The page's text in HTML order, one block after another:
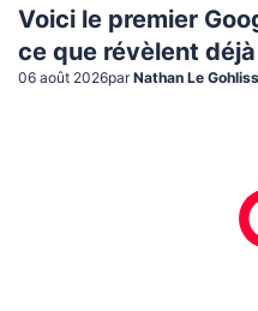
Voici le premier
ce que révèlent
06 août 2026par Nathan Le